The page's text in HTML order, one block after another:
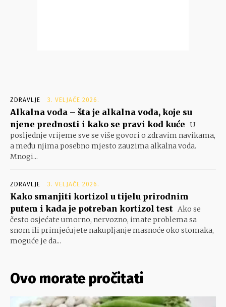
ZDRAVLJE 3. VELJAČE 2026.
Alkalna voda – šta je alkalna voda, koje su
njene prednosti i kako se pravi kod kuće U
posljednje vrijeme sve se više govori o zdravim navikama,
a među njima posebno mjesto zauzima alkalna voda.
Mnogi...
ZDRAVLJE 3. VELJAČE 2026.
Kako smanjiti kortizol u tijelu prirodnim
putem i kada je potreban kortizol test Ako se
često osjećate umorno, nervozno, imate problema sa
snom ili primjećujete nakupljanje masnoće oko stomaka,
moguće je da...
Ovo morate pročitati